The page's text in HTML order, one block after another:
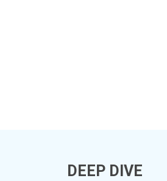
DEEP DIVE